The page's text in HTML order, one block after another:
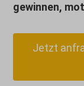
gewinnen,
Jetzt